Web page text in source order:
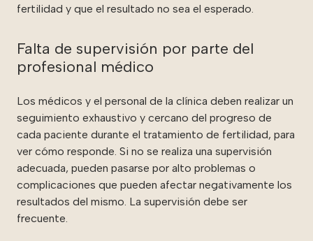
fertilidad y que el resultado no sea el esperado.
Falta de supervisión por parte del
profesional médico
Los médicos y el personal de la clínica deben realizar un
seguimiento exhaustivo y cercano del progreso de
cada paciente durante el tratamiento de fertilidad, para
ver cómo responde. Si no se realiza una supervisión
adecuada, pueden pasarse por alto problemas o
complicaciones que pueden afectar negativamente los
resultados del mismo. La supervisión debe ser
frecuente.